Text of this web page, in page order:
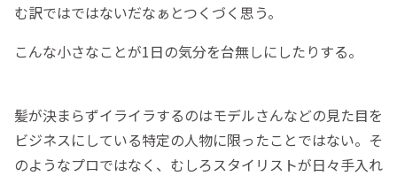
む訳ではではないだなぁとつくづく思う。
こんな小さなことが1日の気分を台無しにしたりする。
髪が決まらずイライラするのはモデルさんなどの見た目を
ビジネスにしている特定の人物に限ったことではない。そ
のようなプロではなく、むしろスタイリストが日々手入れ